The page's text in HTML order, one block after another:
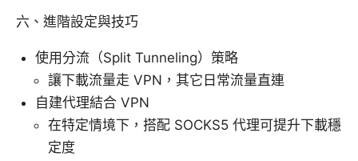
六、進階設定與技巧
使用分流（Split Tunneling）策略
讓下載流量走 VPN，其它日常流量直連
自建代理結合 VPN
在特定情境下，搭配 SOCKS5 代理可提升下載穩
定度